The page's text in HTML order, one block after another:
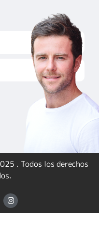
. Todos los derechos